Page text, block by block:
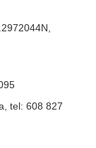
tel: 608 827